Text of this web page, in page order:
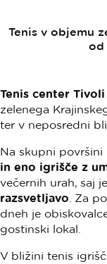
Tenis v objemu
od
Tenis center Tivoli
zelenega
ter v neposredni
Na skupni površini
in eno igrišče z
večernih urah, saj je
razsvetljavo . Za
dneh je
gostinski lokal.
V bližini tenis